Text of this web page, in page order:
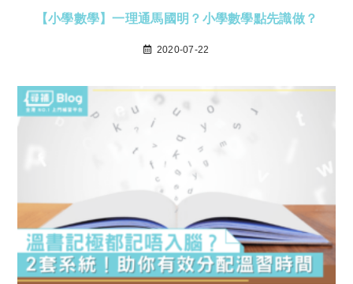
【小學數學】一理通馬國明？小學數學點先識做？
2020-07-22